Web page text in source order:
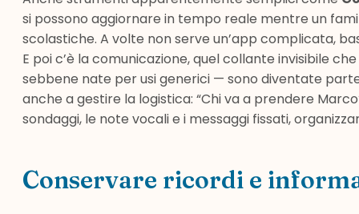
si possono aggiornare in tempo reale mentre un
scolastiche. A volte non serve un’app complicata,
E poi c’è la comunicazione, quel collante invisibile
sebbene nate per usi generici — sono diventate
anche a gestire la logistica: “Chi va a prendere
sondaggi, le note vocali e i messaggi fissati,
Conservare ricordi e